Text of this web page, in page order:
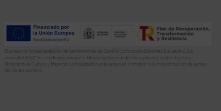
El proyecto “Implementación de herramientas de Gestión Editorial en Ediciones Encuentro, S.A.
anualidad 2022” ha sido financiado por la Dirección General del Libro y Fomento de la Lectura,
Ministerio de Cultura y Deporte. La finalidad de este apoyo es contribuir a la modernización de pymes
del sector del libro.